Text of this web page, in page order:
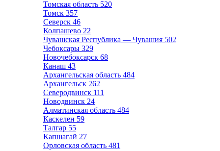
Томская область 520
Томск 357
Северск 46
Колпашево 22
Чувашская Республика — Чувашия 502
Чебоксары 329
Новочебоксарск 68
Канаш 43
Архангельская область 484
Архангельск 262
Северодвинск 111
Новодвинск 24
Алматинская область 484
Каскелен 59
Талгар 55
Капшагай 27
Орловская область 481